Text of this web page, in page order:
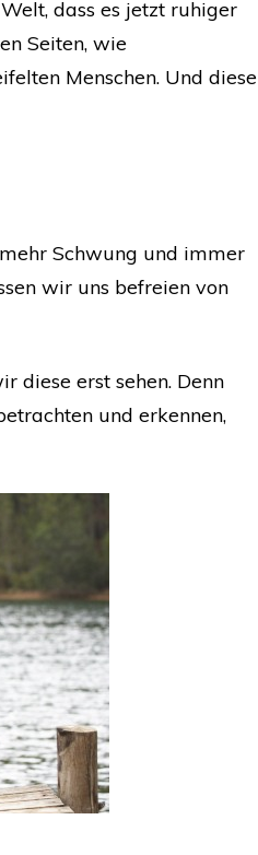
dass es jetzt ruhiger
Seiten, wie
Menschen. Und diese
Schwung und immer
wir uns befreien von
diese erst sehen. Denn
und erkennen,